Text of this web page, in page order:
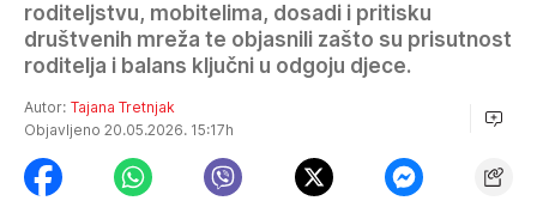
roditeljstvu, mobitelima, dosadi i pritisku
društvenih mreža te objasnili zašto su prisutnost
roditelja i balans ključni u odgoju djece.
Autor: Tajana Tretnjak
Objavljeno 20.05.2026. 15:17h